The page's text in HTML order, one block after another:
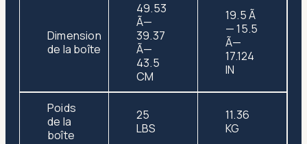
Dimension
de la boîte
49.53
Ã—
39.37
Ã—
43.5
CM
19.5 Ã
— 15.5
Ã—
17.124
IN
Poids
de la
boîte
25
LBS
11.36
KG